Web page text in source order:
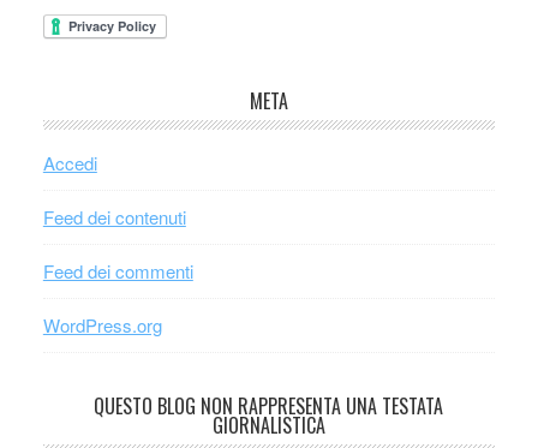
META
Accedi
Feed dei contenuti
Feed dei commenti
WordPress.org
QUESTO BLOG NON RAPPRESENTA UNA TESTATA
GIORNALISTICA